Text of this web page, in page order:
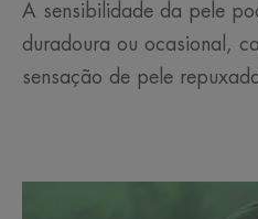
A sensibilidade da pele
duradoura ou ocasional,
sensação de pele